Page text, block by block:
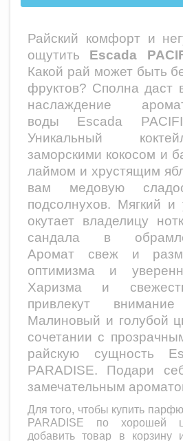
Райский комфорт и
ощутить Escada
Какой рай может быть
фруктов? Сполна даст
наслаждение
воды Escada
Уникальный
заморскими кокосом и
лаймом и хрустящим
вам медовую
подсолнухов. Мягкий
окутает владелицу
сандала в
Аромат свеж и
оптимизма и
Харизма и
привлекут
Малиновый и голубой
сочетании с
райскую сущность
PARADISE. Подари
замечательным
Для того, чтобы купить
PARADISE по хорошей
добавить товар в корзину